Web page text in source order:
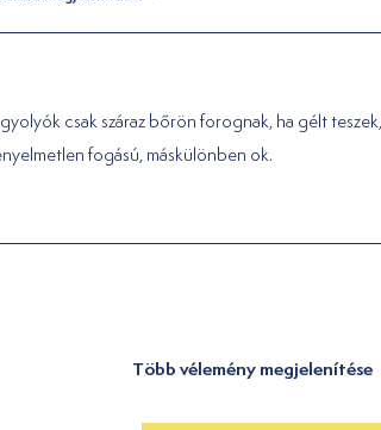
csak száraz bőrön forognak, ha gélt
fogású, máskülönben ok.
Több vélemény megjelenítése